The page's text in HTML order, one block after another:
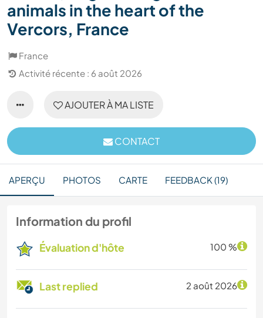
animals in the heart of the
Vercors, France
France
Activité récente : 6 août 2026
AJOUTER À MA LISTE
CONTACT
APERÇU PHOTOS CARTE FEEDBACK (19)
Information du profil
Évaluation d'hôte 100 %
Last replied 2 août 2026